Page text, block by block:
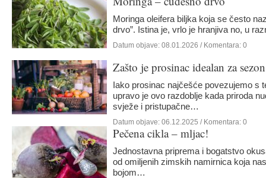
Moringa oleifera biljka koja se često
drvo”. Istina je, vrlo je hranjiva no, u
Datum objave: 08.01.2026 / Komentara: 0
Zašto je prosinac idealan za
Iako prosinac najčešće povezujemo s
upravo je ovo razdoblje kada priroda
svježe i pristupačne…
Datum objave: 06.12.2025 / Komentara: 0
Pečena cikla – mljac!
Jednostavna priprema i bogatstvo
od omiljenih zimskih namirnica koja
bojom…